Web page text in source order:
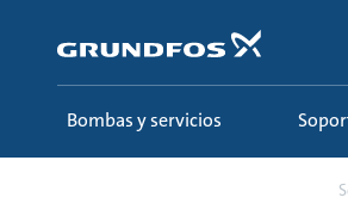
contenido
principal
Bombas y servicios